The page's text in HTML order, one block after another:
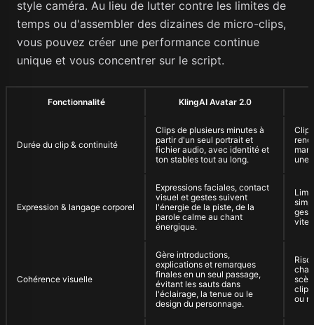
style caméra. Au lieu de lutter contre les limites de
temps ou d'assembler des dizaines de micro-clips,
vous pouvez créer une performance continue
unique et vous concentrer sur le script.
Fonctionnalité KlingAI Avatar 2.0
Durée du clip & continuité
Clips de plusieurs minutes à
partir d'un seul portrait et
fichier audio, avec identité et
ton stables tout au long.
une
Expression & langage corporel
Expressions faciales, contact
visuel et gestes suivent
l'énergie de la piste, de la
parole calme au chant
énergique.
vite
Cohérence visuelle
Gère introductions,
explications et remarques
finales en un seul passage,
évitant les sauts dans
l'éclairage, la tenue ou le
design du personnage.
clips
ou